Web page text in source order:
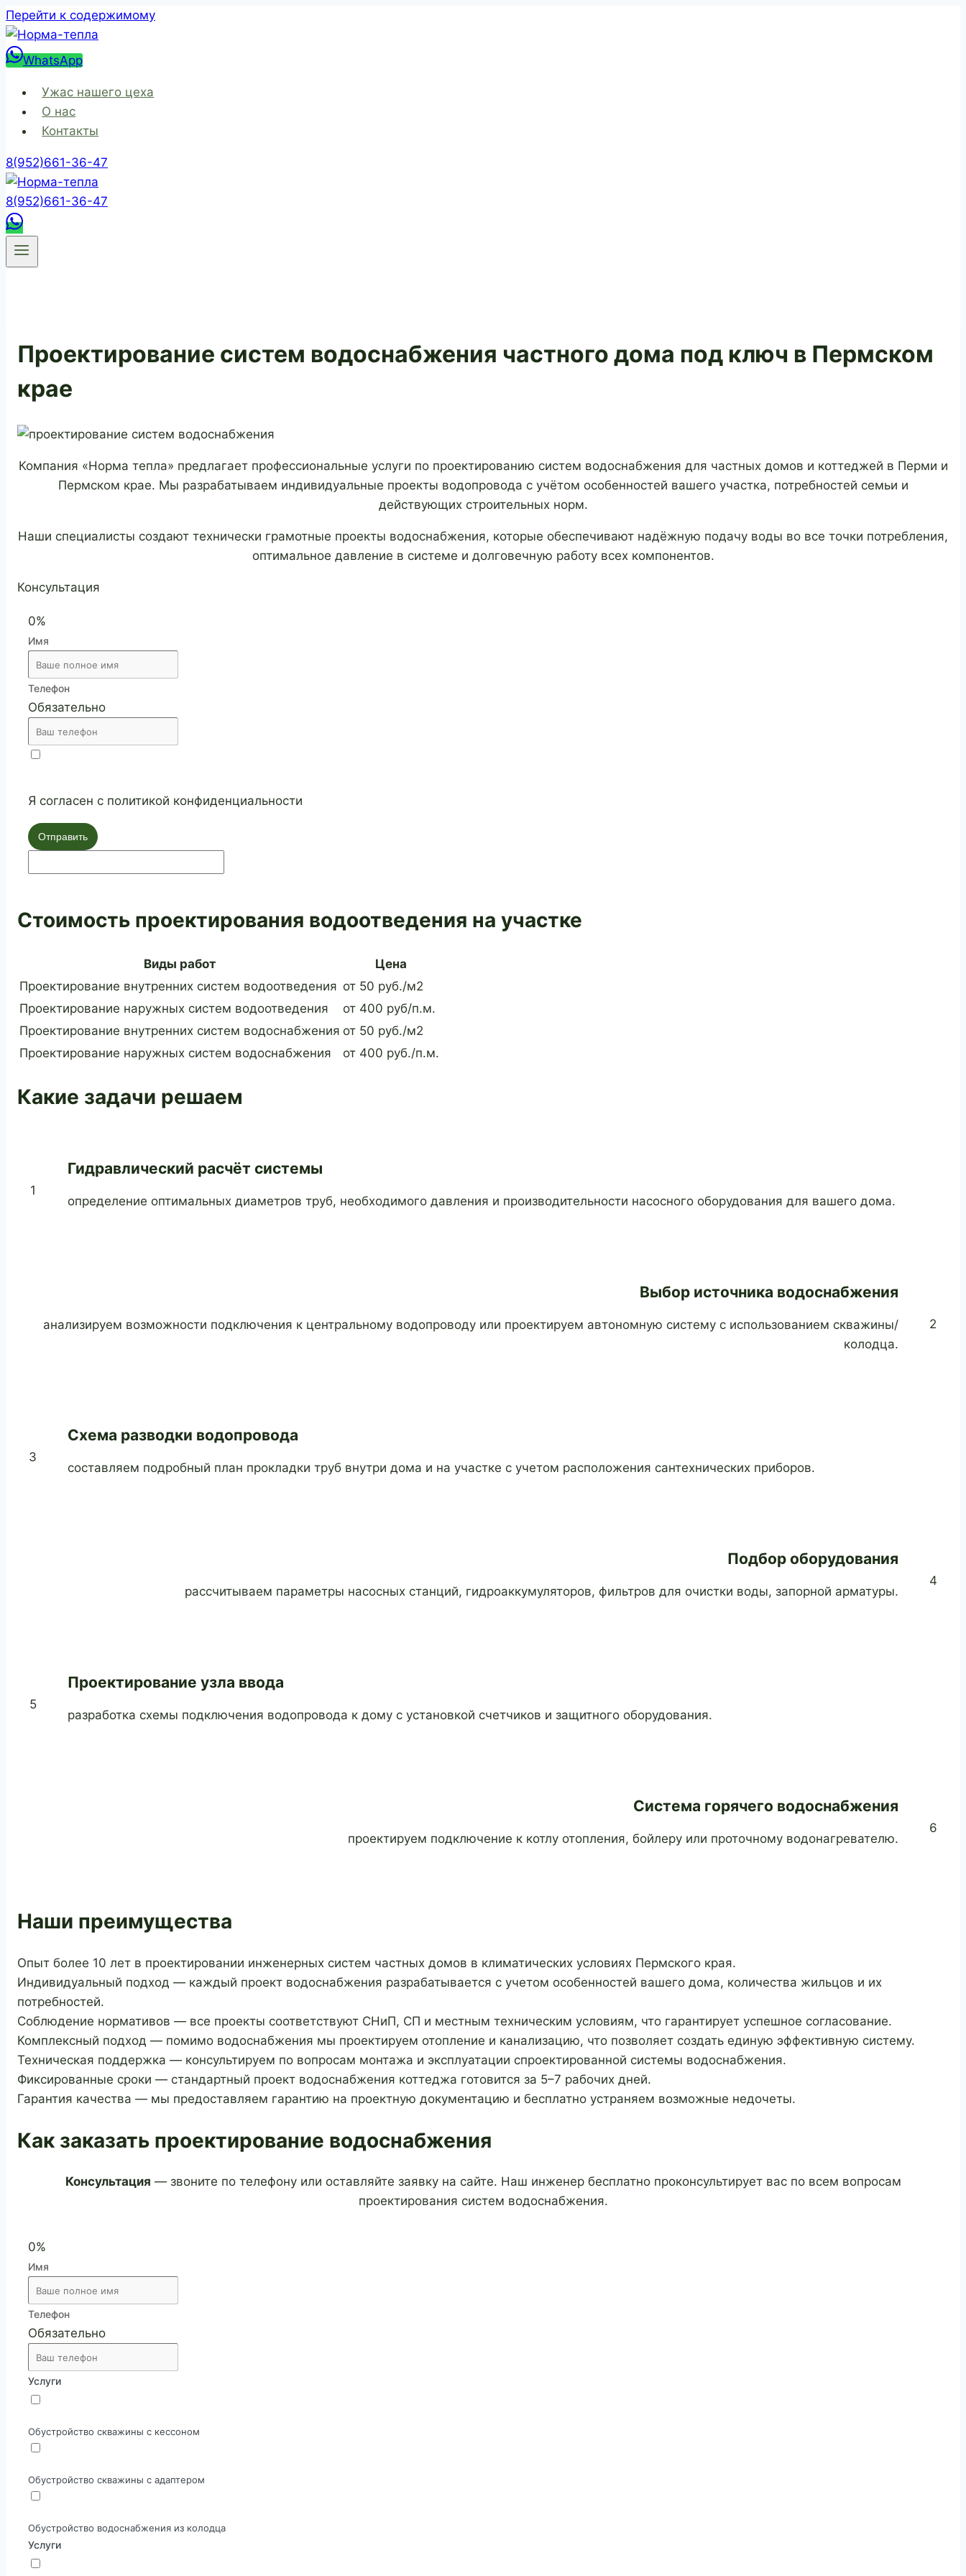
Перейти к содержимому
WhatsApp
Ужас нашего цеха
О нас
Контакты
8(952)661-36-47
8(952)661-36-47
Проектирование систем водоснабжения частного дома под ключ в Пермском
крае
Компания «Норма тепла» предлагает профессиональные услуги по проектированию систем водоснабжения для частных домов и коттеджей в Перми и
Пермском крае. Мы разрабатываем индивидуальные проекты водопровода с учётом особенностей вашего участка, потребностей семьи и
действующих строительных норм.
Наши специалисты создают технически грамотные проекты водоснабжения, которые обеспечивают надёжную подачу воды во все точки потребления,
оптимальное давление в системе и долговечную работу всех компонентов.
Консультация
0%
Имя
Телефон
Обязательно
Я согласен с политикой конфиденциальности
Отправить
Стоимость проектирования водоотведения на участке
Виды работ
Цена
Проектирование внутренних систем водоотведения от 50 руб./м2
Проектирование наружных систем водоотведения
от 400 руб/п.м.
Проектирование внутренних систем водоснабжения от 50 руб./м2
Проектирование наружных систем водоснабжения
от 400 руб./п.м.
Какие задачи решаем
1
Гидравлический расчёт системы
определение оптимальных диаметров труб, необходимого давления и производительности насосного оборудования для вашего дома.
2
Выбор источника водоснабжения
анализируем возможности подключения к центральному водопроводу или проектируем автономную систему с использованием скважины/
колодца.
3
Схема разводки водопровода
составляем подробный план прокладки труб внутри дома и на участке с учетом расположения сантехнических приборов.
4
Подбор оборудования
рассчитываем параметры насосных станций, гидроаккумуляторов, фильтров для очистки воды, запорной арматуры.
5
Проектирование узла ввода
разработка схемы подключения водопровода к дому с установкой счетчиков и защитного оборудования.
6
Система горячего водоснабжения
проектируем подключение к котлу отопления, бойлеру или проточному водонагревателю.
Наши преимущества
Опыт более 10 лет в проектировании инженерных систем частных домов в климатических условиях Пермского края.
Индивидуальный подход — каждый проект водоснабжения разрабатывается с учетом особенностей вашего дома, количества жильцов и их
потребностей.
Соблюдение нормативов — все проекты соответствуют СНиП, СП и местным техническим условиям, что гарантирует успешное согласование.
Комплексный подход — помимо водоснабжения мы проектируем отопление и канализацию, что позволяет создать единую эффективную систему.
Техническая поддержка — консультируем по вопросам монтажа и эксплуатации спроектированной системы водоснабжения.
Фиксированные сроки — стандартный проект водоснабжения коттеджа готовится за 5–7 рабочих дней.
Гарантия качества — мы предоставляем гарантию на проектную документацию и бесплатно устраняем возможные недочеты.
Как заказать проектирование водоснабжения
Консультация — звоните по телефону или оставляйте заявку на сайте. Наш инженер бесплатно проконсультирует вас по всем вопросам
проектирования систем водоснабжения.
0%
Имя
Телефон
Обязательно
Услуги
Обустройство скважины с кессоном
Обустройство скважины с адаптером
Обустройство водоснабжения из колодца
Услуги